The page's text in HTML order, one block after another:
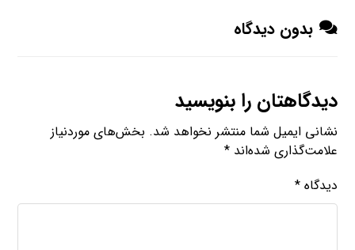
بدون دیدگاه
دیدگاهتان را بنویسید
نشانی ایمیل شما منتشر نخواهد شد. بخش‌های موردنیاز
علامت‌گذاری شده‌اند*
دیدگاه*